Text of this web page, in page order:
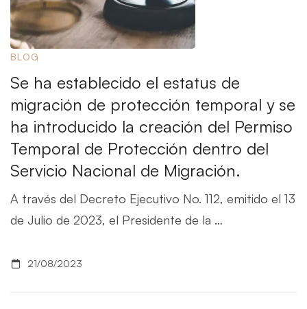
BLOG
Se ha establecido el estatus de
migración de protección temporal y se
ha introducido la creación del Permiso
Temporal de Protección dentro del
Servicio Nacional de Migración.
A través del Decreto Ejecutivo No. 112, emitido el 13
de Julio de 2023, el Presidente de la …
21/08/2023